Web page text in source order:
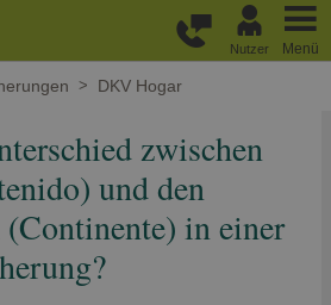
Nutzer Menü
DKV Hogar
zwischen
und den
in einer